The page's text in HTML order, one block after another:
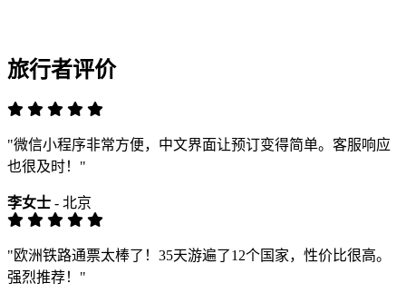
旅行者评价
"微信小程序非常方便，中文界面让预订变得简单。客服响应
也很及时！"
李女士 - 北京
"欧洲铁路通票太棒了！35天游遍了12个国家，性价比很高。
强烈推荐！"